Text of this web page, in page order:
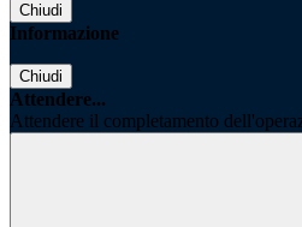
Chiudi
Informazione
Chiudi
Attendere...
Attendere il completamento